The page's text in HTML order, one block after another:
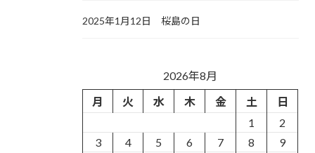
2025年1月12日 桜島の日
2026年8月
月
火 水 木 金 土
日
1
2
3
4 5 6 7 8
9